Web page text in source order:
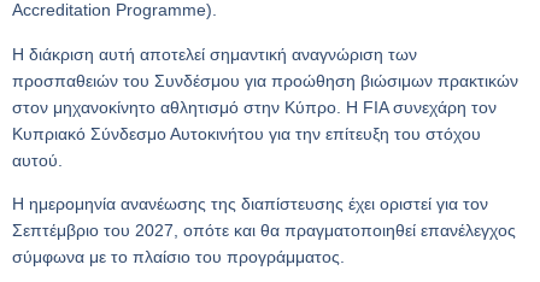
Accreditation Programme).
Η διάκριση αυτή αποτελεί σημαντική αναγνώριση των
προσπαθειών του Συνδέσμου για προώθηση βιώσιμων πρακτικών
στον μηχανοκίνητο αθλητισμό στην Κύπρο. Η FIA συνεχάρη τον
Κυπριακό Σύνδεσμο Αυτοκινήτου για την επίτευξη του στόχου
αυτού.
Η ημερομηνία ανανέωσης της διαπίστευσης έχει οριστεί για τον
Σεπτέμβριο του 2027, οπότε και θα πραγματοποιηθεί επανέλεγχος
σύμφωνα με το πλαίσιο του προγράμματος.